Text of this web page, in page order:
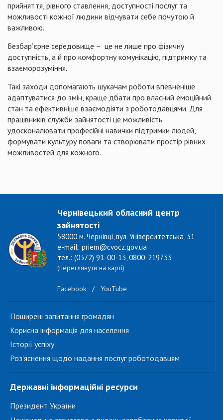
прийняття, рівного ставлення, доступності послуг та
можливості кожної людини відчувати себе почутою й
важливою.
Безбар’єрне середовище – це не лише про фізичну
доступність, а й про комфортну комунікацію, підтримку та
взаєморозуміння.
Такі заходи допомагають шукачам роботи впевненіше
адаптуватися до змін, краще дбати про власний емоційний
стан та ефективніше взаємодіяти з роботодавцями. Для
працівників служби зайнятості це можливість
удосконалювати професійні навички підтримки людей,
формувати культуру поваги та створювати простір рівних
можливостей для кожного.
Чернівецький обласний центр
зайнятості
58000 м. Чернівці, вул. Університетська, 31
e-mail: priem@cvocz.gov.ua
тел.: (0372) 91-00-13, 0800-219733
(переглянути на карті)
Facebook / YouTube
Поширені запитання громадян
Корисна інформація для населення
Історії успіху
Роз'яснення щодо надання послуг роботодавцям
Державні інформаційні ресурси
Президент України